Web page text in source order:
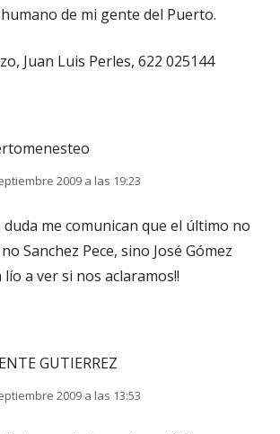
de mi gente del Puerto.
Juan Luis Perles, 622 025144
2009 a las 19:23
me comunican que el último no
Sanchez Pece, sino José Gómez
lío a ver si nos aclaramos!!
GUTIERREZ
2009 a las 13:53